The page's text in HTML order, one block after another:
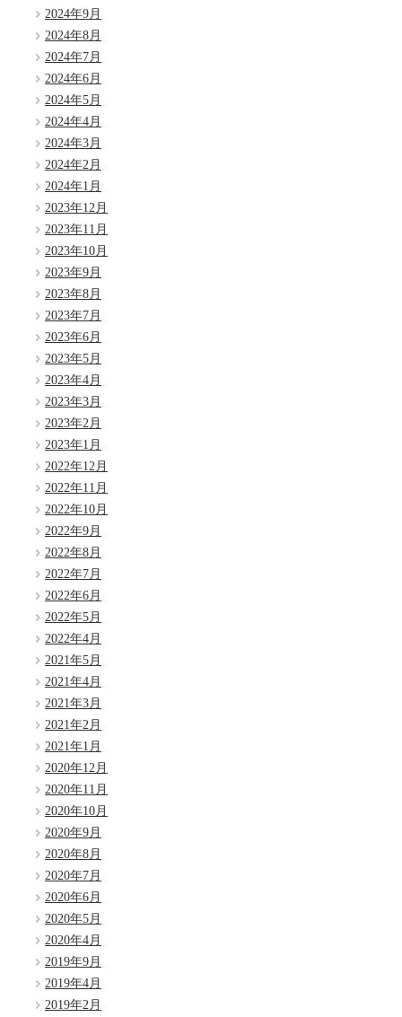
2024年9月
2024年8月
2024年7月
2024年6月
2024年5月
2024年4月
2024年3月
2024年2月
2024年1月
2023年12月
2023年11月
2023年10月
2023年9月
2023年8月
2023年7月
2023年6月
2023年5月
2023年4月
2023年3月
2023年2月
2023年1月
2022年12月
2022年11月
2022年10月
2022年9月
2022年8月
2022年7月
2022年6月
2022年5月
2022年4月
2021年5月
2021年4月
2021年3月
2021年2月
2021年1月
2020年12月
2020年11月
2020年10月
2020年9月
2020年8月
2020年7月
2020年6月
2020年5月
2020年4月
2019年9月
2019年4月
2019年2月